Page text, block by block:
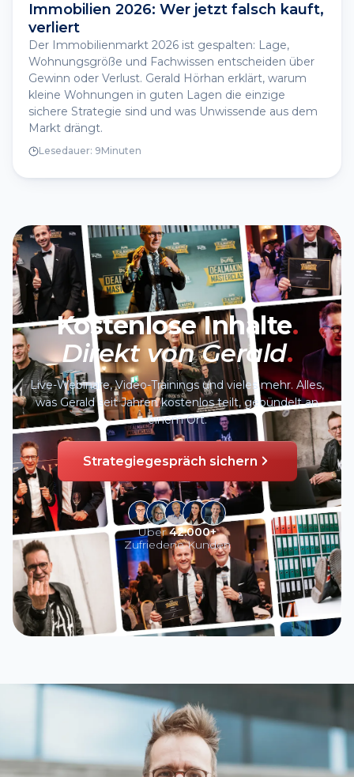
Immobilien 2026: Wer jetzt falsch kauft,
verliert
Der Immobilienmarkt 2026 ist gespalten: Lage,
Wohnungsgröße und Fachwissen entscheiden über
Gewinn oder Verlust. Gerald Hörhan erklärt, warum
kleine Wohnungen in guten Lagen die einzige
sichere Strategie sind und was Unwissende aus dem
Markt drängt.
Lesedauer: 9Minuten
Kostenlose Inhalte.
Direkt von Gerald.
Live-Webinare, Video-Trainings und vieles mehr. Alles,
was Gerald seit Jahren kostenlos teilt, gebündelt an
einem Ort.
Strategiegespräch sichern
Über42.000+
Zufriedene Kunden